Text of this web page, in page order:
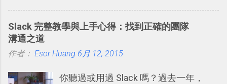
Codex 這樣的 AI 工作作進階處理。
Slack 完整教學與上手心得：找到正確的團隊
溝通之道
作者： Esor Huang 6月 12, 2015
你聽過或用過 Slack 嗎？過去一年，